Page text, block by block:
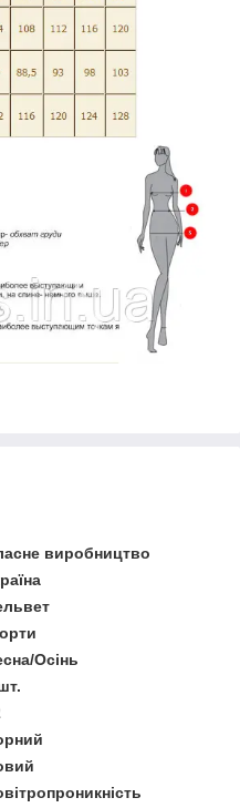
виробництво
Осінь